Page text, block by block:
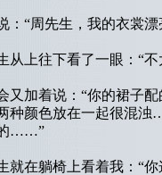
“周先生，我的衣裳漂
上往下看了一眼：“不
加着说：“你的裙子配
种颜色放在一起很混
……”
在躺椅上看着我：“你